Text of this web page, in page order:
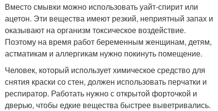
Вместо смывки можно использовать уайт-спирит или
ацетон. Эти вещества имеют резкий, неприятный запах и
оказывают на организм токсическое воздействие.
Поэтому на время работ беременным женщинам, детям,
астматикам и аллергикам нужно покинуть помещение.
Человек, который использует химическое средство для
снятия краски со стен, должен использовать перчатки и
респиратор. Работать нужно с открытой форточкой и
дверью, чтобы едкие вещества быстрее выветривались.